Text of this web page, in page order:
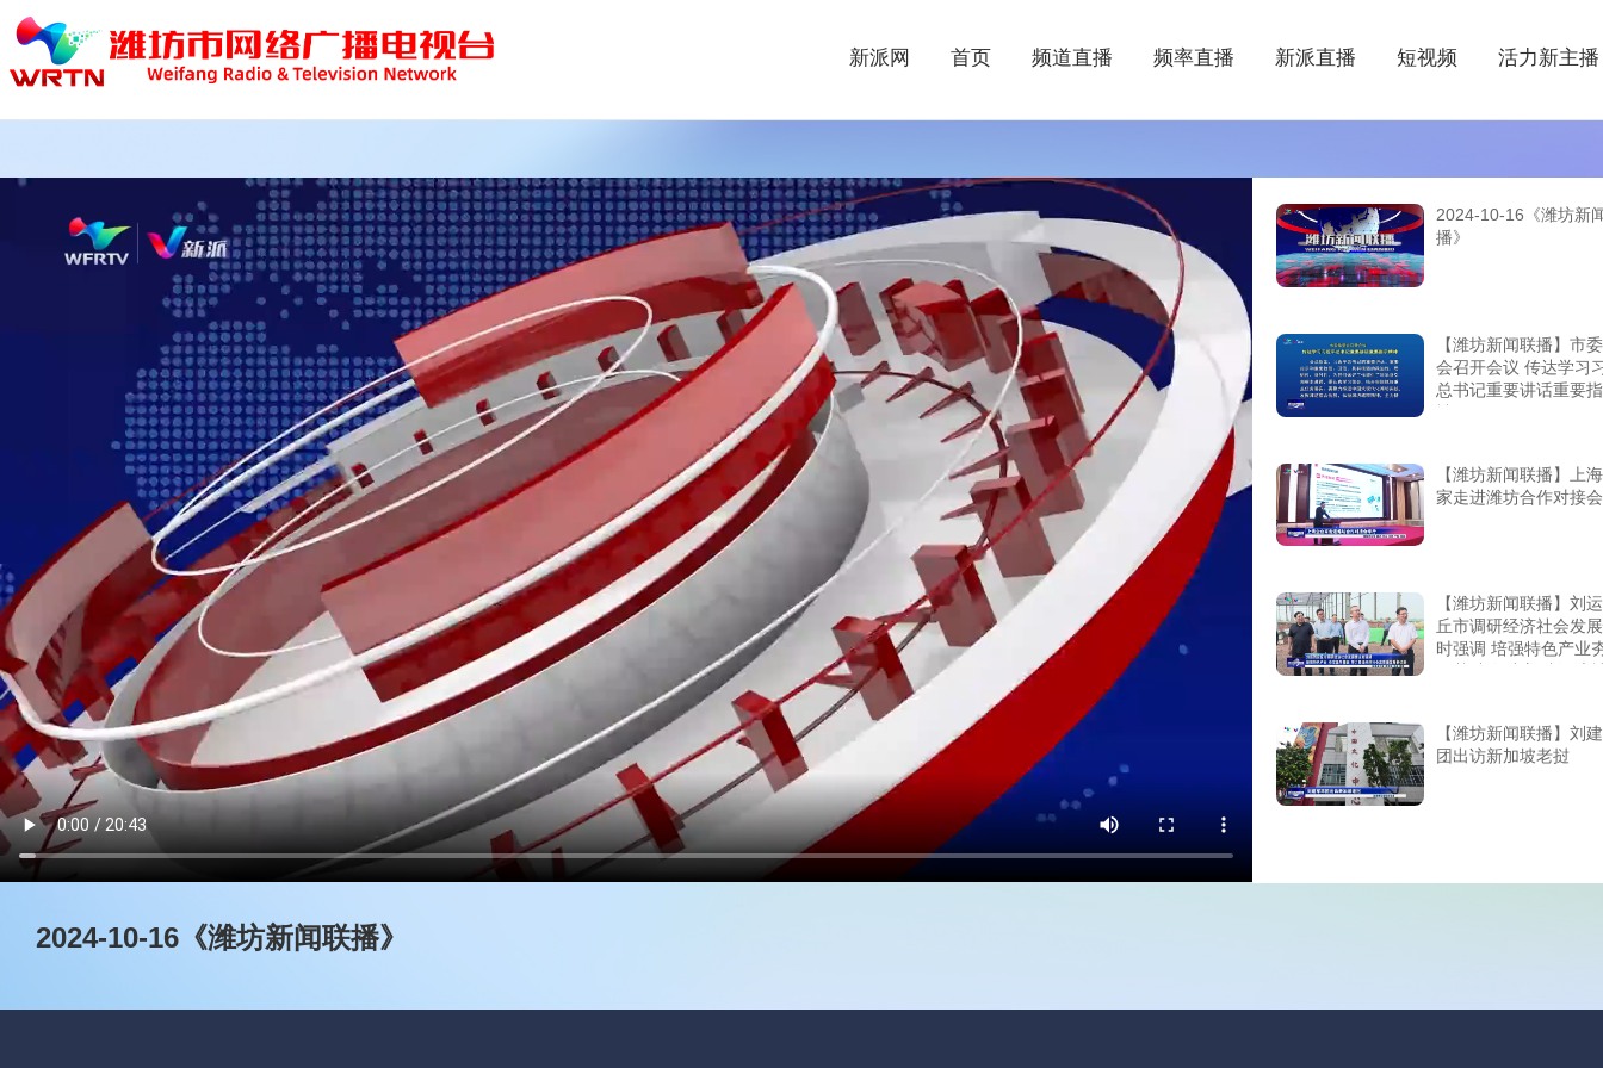
新派网 首页 频道直播 频率直播 新派直播 短视频 活力新主播
2024-10-16《潍坊新闻联播》
2024-10-16《潍坊新
播》
【潍坊新闻联播】市
会召开会议 传达学习
总书记重要讲话重要
【潍坊新闻联播】上
家走进潍坊合作对接
【潍坊新闻联播】刘
丘市调研经济社会发
时强调 培强特色产业
【潍坊新闻联播】刘
团出访新加坡老挝